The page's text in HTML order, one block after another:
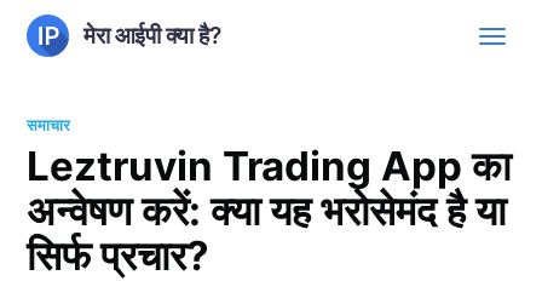
मेरा आईपी क्या है?
समाचार
Leztruvin Trading App का
अन्वेषण करें: क्या यह भरोसेमंद है या
सिर्फ प्रचार?